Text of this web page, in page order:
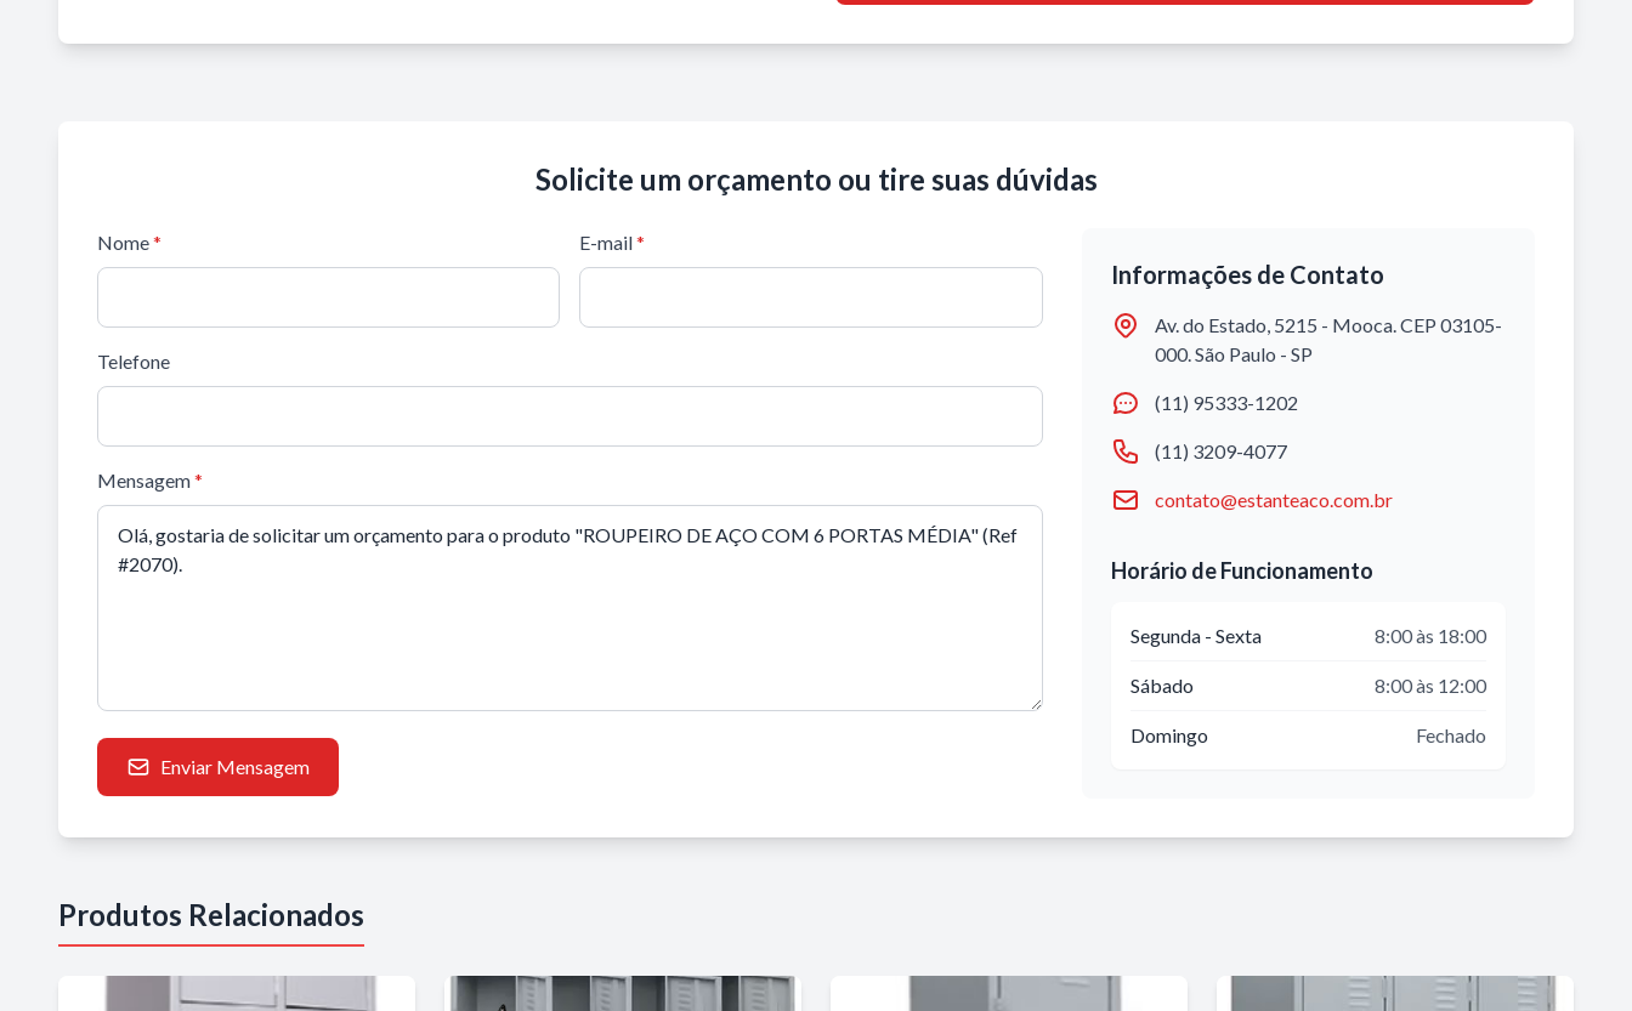
Solicite um orçamento ou tire suas dúvidas
Nome* E-mail*
Telefone
Mensagem*
Enviar Mensagem
Informações de Contato
Av. do Estado, 5215 - Mooca. CEP 03105-
000. São Paulo - SP
(11) 95333-1202
(11) 3209-4077
contato@estanteaco.com.br
Horário de Funcionamento
Segunda - Sexta 8:00 às 18:00
Sábado 8:00 às 12:00
Domingo Fechado
Produtos Relacionados